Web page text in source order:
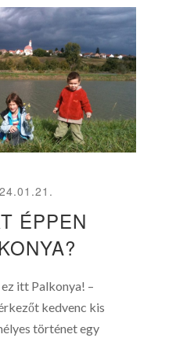
ÉPPEN
ez itt Palkonya! –
kedvenc kis
történet egy